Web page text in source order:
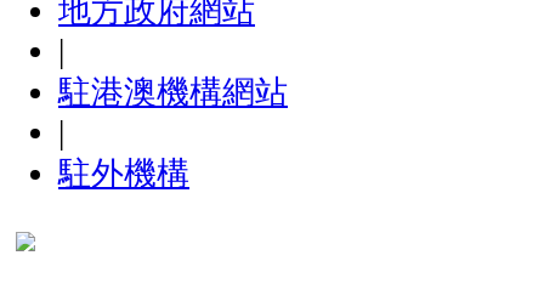
地方政府網站
|
駐港澳機構網站
|
駐外機構